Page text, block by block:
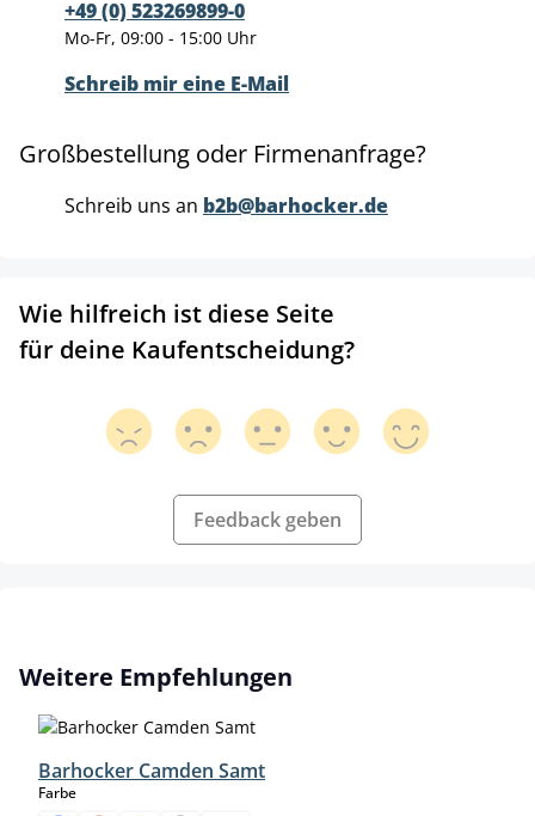
+49 (0) 523269899-0
Mo-Fr, 09:00 - 15:00 Uhr
Schreib mir eine E-Mail
Großbestellung oder Firmenanfrage?
Schreib uns an b2b@barhocker.de
Wie hilfreich ist diese Seite
für deine Kaufentscheidung?
Feedback geben
Produktgalerie überspringen
Weitere Empfehlungen
Barhocker Camden Samt
Farbeauswählen